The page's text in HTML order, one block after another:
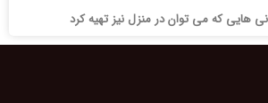
هایی که می توان در منزل نیز تهیه کرد